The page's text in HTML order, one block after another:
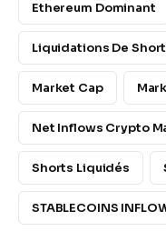
Ethereum Dominant
Liquidations De
Market Cap
Net Inflows Crypto
Shorts Liquidés
STABLECOINS